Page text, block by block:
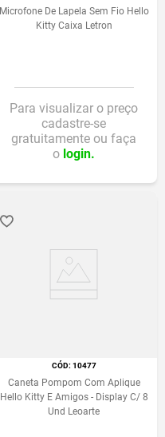
Microfone De Lapela Sem Fio Hello
Kitty Caixa Letron
Para visualizar o preço
cadastre-se
gratuitamente ou faça
o login.
:10477
Caneta Pompom Com Aplique
Hello Kitty E Amigos - Display C/ 8
Und Leoarte